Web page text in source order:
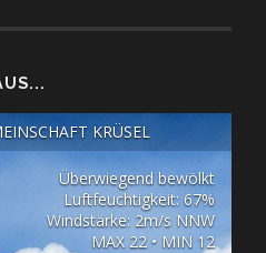
KRÜSEL
Überwiegend bewölkt
Luftfeuchtigkeit: 67%
Windstärke: 2m/s NNW
MAX 22 • MIN 12